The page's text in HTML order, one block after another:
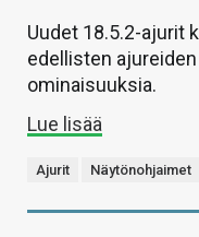
Uudet 18.5.2-ajurit
edellisten
ominaisuuksia.
Lue lisää
Ajurit Näytönohjaimet